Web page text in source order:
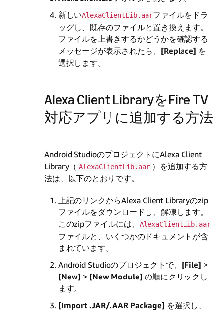
新しいAlexaClientLib.aarファイルをドラ
ッグし、既存のファイルと置き換えます。
ファイルを上書きするかどうかを確認する
メッセージが表示されたら、 [Replace] を
選択します。
Alexa Client LibraryをFire TV
対応アプリに追加する方法
Android StudioのプロジェクトにAlexa Client
Library（ AlexaClientLib.aar ）を追加する方
法は、以下のとおりです。
上記のリンクからAlexa Client Libraryのzip
ファイルをダウンロードし、解凍します。
このzipファイルには、
AlexaClientLib.aar
ファイルと、いくつかのドキュメントが含
まれています。
Android Studioのプロジェクトで、 [File] >
[New] > [New Module] の順にクリックし
ます。
[Import .JAR/.AAR Package] を選択し、